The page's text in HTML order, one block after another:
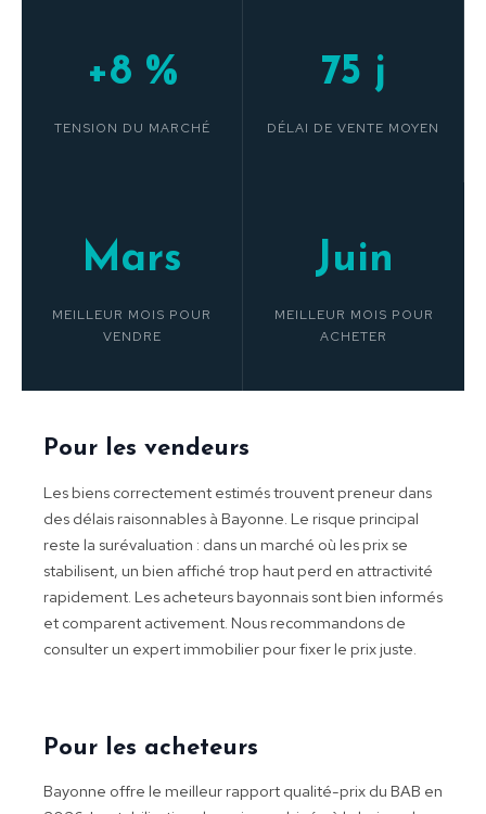
+8 %
TENSION DU MARCHÉ
75 j
DÉLAI DE VENTE MOYEN
Mars
MEILLEUR MOIS POUR
VENDRE
Juin
MEILLEUR MOIS POUR
ACHETER
Pour les vendeurs
Les biens correctement estimés trouvent preneur dans
des délais raisonnables à Bayonne. Le risque principal
reste la surévaluation : dans un marché où les prix se
stabilisent, un bien affiché trop haut perd en attractivité
rapidement. Les acheteurs bayonnais sont bien informés
et comparent activement. Nous recommandons de
consulter un expert immobilier pour fixer le prix juste.
Pour les acheteurs
Bayonne offre le meilleur rapport qualité-prix du BAB en